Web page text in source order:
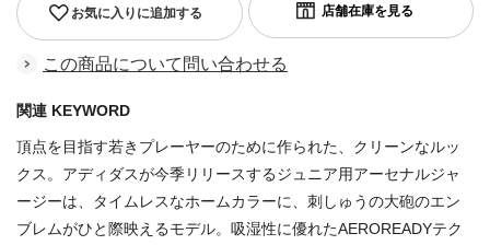
お気に入りに追加する
この商品について問い合わせる
関連 KEYWORD
頂点を目指す若きプレーヤーのために作られた、クリーンなルッ
クス。アディダスが今季リリースするジュニア用アーセナルジャ
ージーは、タイムレスなホームカラーに、刺しゅうの大砲のエン
ブレムがひと際映えるモデル。吸湿性に優れたAEROREADYテク